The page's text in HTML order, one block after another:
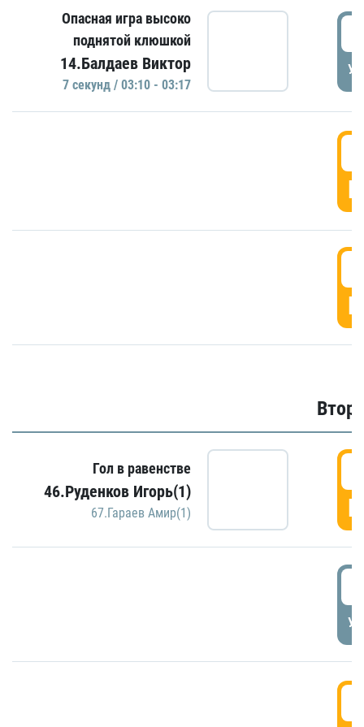
Опасная игра высоко
поднятой клюшкой
14.Балдаев Виктор
7 секунд / 03:10 - 03:17
Гол в равенстве
46.Руденков Игорь(1)
67.Гараев Амир(1)